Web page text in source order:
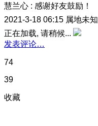
慧兰心 : 感谢好友鼓励！
2021-3-18 06:15 属地未知
正在加载, 请稍候...
发表评论…
74
39
收藏